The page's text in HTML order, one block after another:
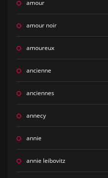
amour
amour noir
amoureux
ancienne
anciennes
annecy
annie
annie leibovitz